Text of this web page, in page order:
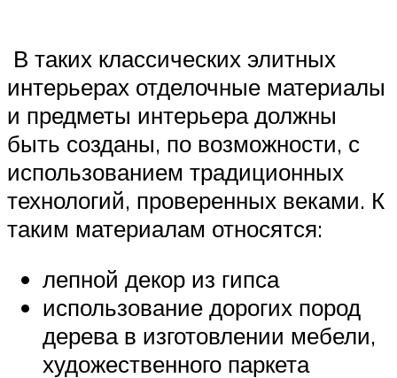
В таких классических элитных
интерьерах отделочные материалы
и предметы интерьера должны
быть созданы, по возможности, с
использованием традиционных
технологий, проверенных веками. К
таким материалам относятся:
лепной декор из гипса
использование дорогих пород
дерева в изготовлении мебели,
художественного паркета